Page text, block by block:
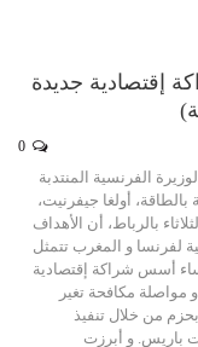
إقتصادية جديدة
الفرنسية المنتدبة
بالطاقة، أولغا جيفرنيت،
بالرباط، أن الأهداف
لفرنسا و المغرب تتمثل
أسس شراكة إقتصادية
مواصلة مكافحة تغير
بحزم من خلال تنفيذ
باريس. و أبرزت